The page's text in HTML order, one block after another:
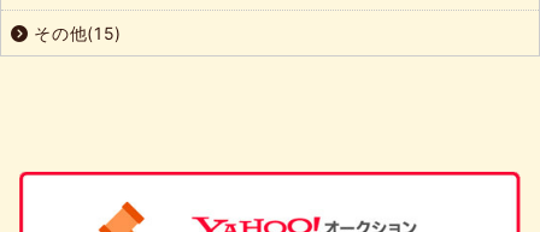
その他(15)